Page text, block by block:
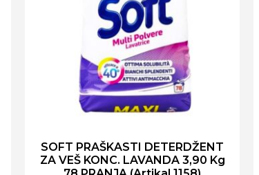
SOFT PRAŠKASTI DETERDŽENT
ZA VEŠ KONC. LAVANDA 3,90 Kg